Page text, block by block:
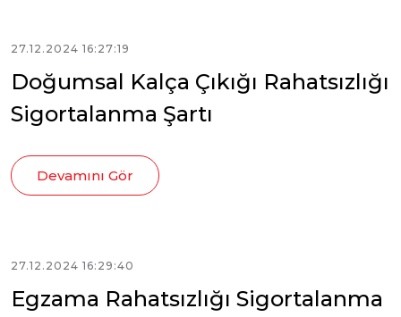
27.12.2024 16:27:19
Doğumsal Kalça Çıkığı Rahatsızlığı
Sigortalanma Şartı
Devamını Gör
27.12.2024 16:29:40
Egzama Rahatsızlığı Sigortalanma